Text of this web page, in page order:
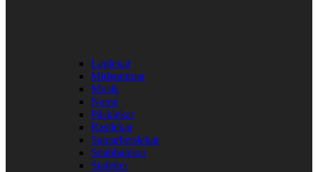
Laglekar
Midsommar
Musik
Namn
Påsklekar
Rastlekar
Samarbetslekar
Snabbalekar
Stafetter